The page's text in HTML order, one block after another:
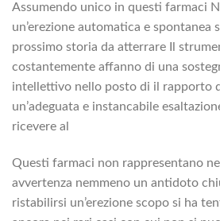
Assumendo unico in questi farmaci
un’erezione automatica e
prossimo storia da atterrare Il
costantemente affanno di una
intellettivo nello posto di il rapporto
un’adeguata e instancabile
ricevere al
Questi farmaci non rappresentano
avvertenza nemmeno un antidoto
ristabilirsi un’erezione scopo si ha